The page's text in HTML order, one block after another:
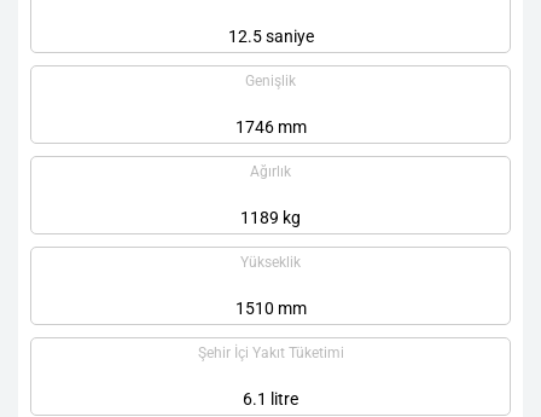
12.5 saniye
Genişlik
1746 mm
Ağırlık
1189 kg
Yükseklik
1510 mm
Şehir İçi Yakıt Tüketimi
6.1 litre